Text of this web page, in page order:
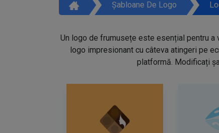
Șabloane De Logo
Un logo de frumusețe este esențial pentru
logo impresionant cu câteva atingeri pe
platformă. Modificați